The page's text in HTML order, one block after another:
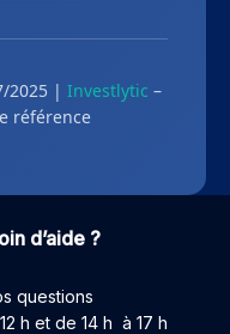
2025 | Investlytic –
référence
d’aide ?
questions
h et de 14 h à 17 h